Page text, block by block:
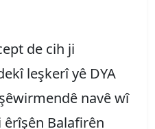
de cih ji
leşkerî yê DYA
navê wî
Balafirên